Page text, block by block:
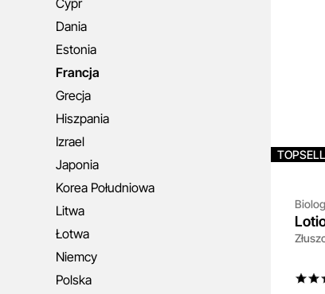
Cypr
Dania
Estonia
Francja
Grecja
Hiszpania
Izrael
Japonia
Korea Południowa
Litwa
Łotwa
Niemcy
Polska